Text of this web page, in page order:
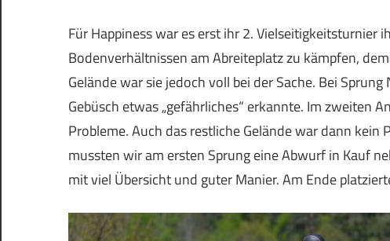
Für Happiness war es erst ihr 2. Vielseitigkeitsturnier
Bodenverhältnissen am Abreiteplatz zu kämpfen,
Gelände war sie jedoch voll bei der Sache. Bei
Gebüsch etwas „gefährliches“ erkannte. Im zweiten
Probleme. Auch das restliche Gelände war dann
mussten wir am ersten Sprung eine Abwurf in Kauf
mit viel Übersicht und guter Manier. Am Ende